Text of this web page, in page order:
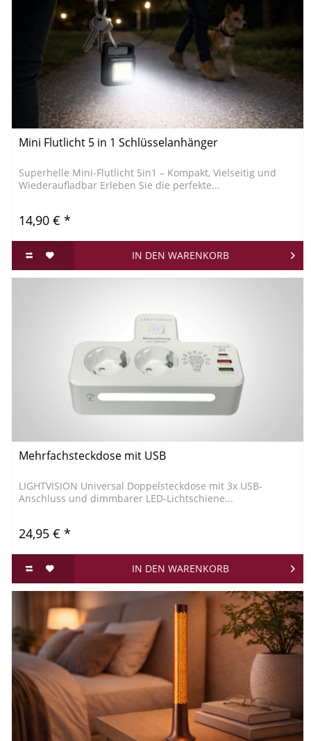
Mini Flutlicht 5 in 1 Schlüsselanhänger
Superhelle Mini-Flutlicht 5in1 – Kompakt, Vielseitig und
Wiederaufladbar Erleben Sie die perfekte...
14,90 € *
IN DEN WARENKORB
Mehrfachsteckdose mit USB
LIGHTVISION Universal Doppelsteckdose mit 3x USB-
Anschluss und dimmbarer LED-Lichtschiene...
24,95 € *
IN DEN WARENKORB